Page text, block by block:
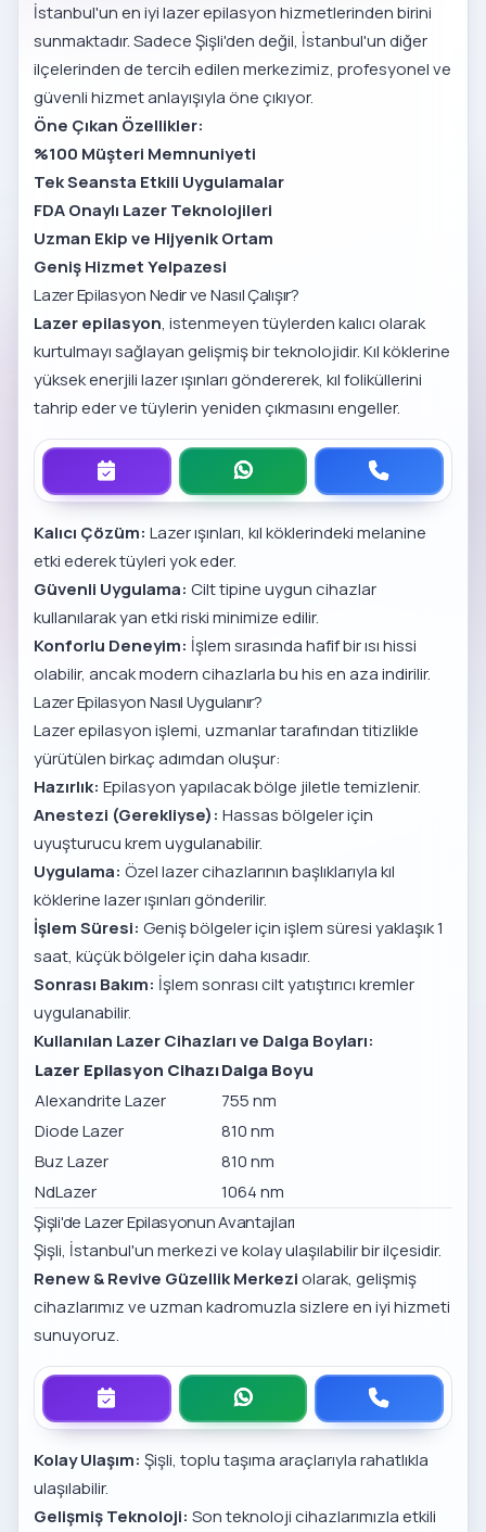
İstanbul'un en iyi lazer epilasyon hizmetlerinden birini
sunmaktadır. Sadece Şişli'den değil, İstanbul'un diğer
ilçelerinden de tercih edilen merkezimiz, profesyonel ve
güvenli hizmet anlayışıyla öne çıkıyor.
Öne Çıkan Özellikler:
%100 Müşteri Memnuniyeti
Tek Seansta Etkili Uygulamalar
FDA Onaylı Lazer Teknolojileri
Uzman Ekip ve Hijyenik Ortam
Geniş Hizmet Yelpazesi
Lazer Epilasyon Nedir ve Nasıl Çalışır?
Lazer epilasyon, istenmeyen tüylerden kalıcı olarak
kurtulmayı sağlayan gelişmiş bir teknolojidir. Kıl köklerine
yüksek enerjili lazer ışınları göndererek, kıl foliküllerini
tahrip eder ve tüylerin yeniden çıkmasını engeller.
Kalıcı Çözüm: Lazer ışınları, kıl köklerindeki melanine
etki ederek tüyleri yok eder.
Güvenli Uygulama: Cilt tipine uygun cihazlar
kullanılarak yan etki riski minimize edilir.
Konforlu Deneyim: İşlem sırasında hafif bir ısı hissi
olabilir, ancak modern cihazlarla bu his en aza indirilir.
Lazer Epilasyon Nasıl Uygulanır?
Lazer epilasyon işlemi, uzmanlar tarafından titizlikle
yürütülen birkaç adımdan oluşur:
Hazırlık: Epilasyon yapılacak bölge jiletle temizlenir.
Anestezi (Gerekliyse): Hassas bölgeler için
uyuşturucu krem uygulanabilir.
Uygulama: Özel lazer cihazlarının başlıklarıyla kıl
köklerine lazer ışınları gönderilir.
İşlem Süresi: Geniş bölgeler için işlem süresi yaklaşık 1
saat, küçük bölgeler için daha kısadır.
Sonrası Bakım: İşlem sonrası cilt yatıştırıcı kremler
uygulanabilir.
Kullanılan Lazer Cihazları ve Dalga Boyları:
Lazer Epilasyon CihazıDalga Boyu
Alexandrite Lazer
755 nm
Diode Lazer
810 nm
Buz Lazer
810 nm
NdLazer
1064 nm
Şişli'de Lazer Epilasyonun Avantajları
Şişli, İstanbul'un merkezi ve kolay ulaşılabilir bir ilçesidir.
Renew & Revive Güzellik Merkeziolarak, gelişmiş
cihazlarımız ve uzman kadromuzla sizlere en iyi hizmeti
sunuyoruz.
Kolay Ulaşım: Şişli, toplu taşıma araçlarıyla rahatlıkla
ulaşılabilir.
Gelişmiş Teknoloji: Son teknoloji cihazlarımızla etkili